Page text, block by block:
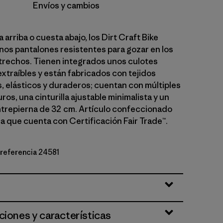
Envíos y cambios
arriba o cuesta abajo, los Dirt Craft Bike
pantalones resistentes para gozar en los
Tienen integrados unos culotes
y están fabricados con tejidos
elásticos y duraderos; cuentan con múltiples
una cinturilla ajustable minimalista y un
de 32 cm. Artículo confeccionado
que cuenta con Certificación Fair Trade™.
24581
y características